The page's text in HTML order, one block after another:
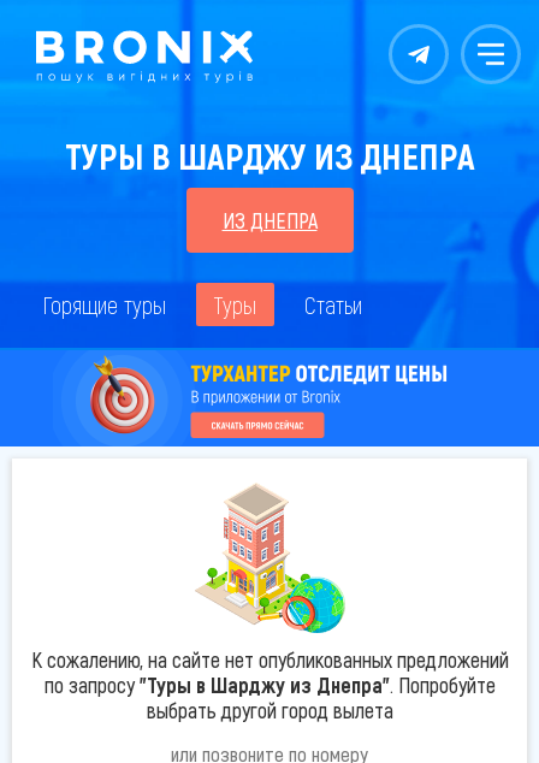
Контакты Меню
ТУРЫ В ШАРДЖУ ИЗ ДНЕПРА
ИЗ ДНЕПРА
Горящие туры Туры Статьи
К сожалению, на сайте нет опубликованных предложений
по запросу"Туры в Шарджу из Днепра". Попробуйте
выбрать другой город вылета
или позвоните по номеру